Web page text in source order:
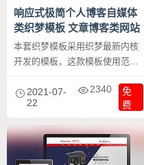
响应式极简个人博客自媒体
类织梦模板 文章博客类网站
模板下载
本套织梦模板采用织梦最新内核
开发的模板，这款模板使用范围
业，博客自媒体、文章博客类的
网站都可以用该模板。这是一套
简单。
2021-07-
22
2340
免
费